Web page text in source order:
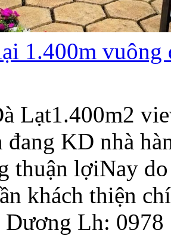
1.400m
Lạt1.400m2
KD nhà
thuận lợiNay
khách thiện
Lh: 0978